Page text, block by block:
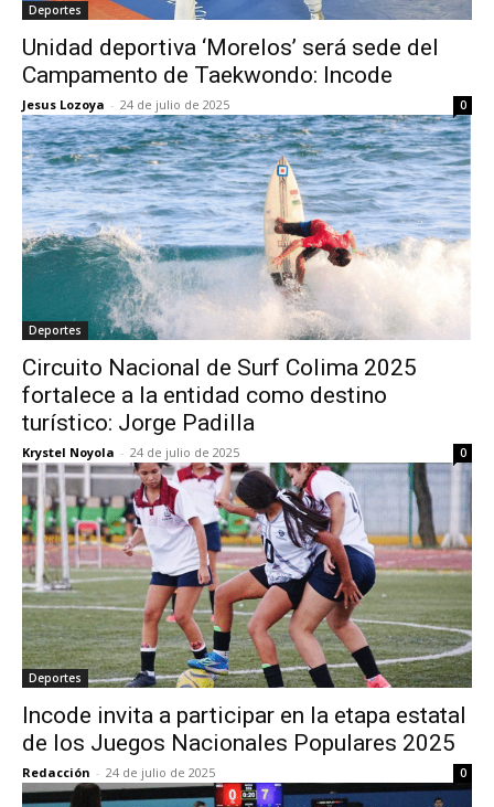
Deportes
Unidad deportiva ‘Morelos’ será sede del
Campamento de Taekwondo: Incode
Jesus Lozoya - 24 de julio de 2025 0
Deportes
Circuito Nacional de Surf Colima 2025
fortalece a la entidad como destino
turístico: Jorge Padilla
Krystel Noyola - 24 de julio de 2025 0
Deportes
Incode invita a participar en la etapa estatal
de los Juegos Nacionales Populares 2025
Redacción - 24 de julio de 2025 0